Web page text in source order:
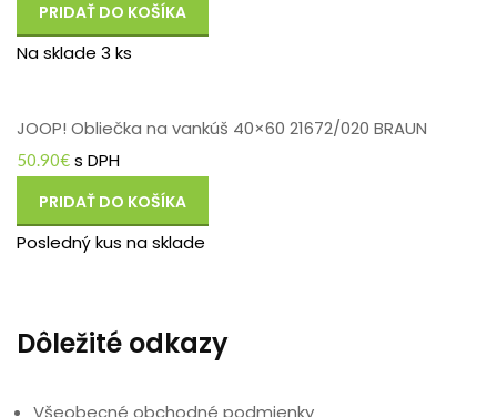
PRIDAŤ DO KOŠÍKA
Na sklade 3 ks
JOOP! Obliečka na vankúš 40×60 21672/020 BRAUN
50.90€ s DPH
PRIDAŤ DO KOŠÍKA
Posledný kus na sklade
Dôležité odkazy